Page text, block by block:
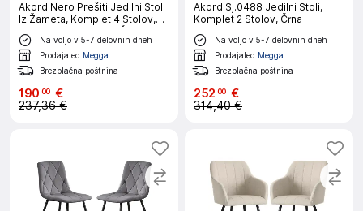
Akord Nero Prešiti Jedilni Stoli
Iz Žameta, Komplet 4 Stolov,
Temno Grafitno Siva, Črne
NogeNa voljo v 5-7 delovnih dneh
Prodajalec Megga
Brezplačna poštnina
190 00 €
237,36 €
Akord Sj.0488 Jedilni Stoli,
Komplet 2 Stolov, Črna
Na voljo v 5-7 delovnih dneh
Prodajalec Megga
Brezplačna poštnina
252 00 €
314,40 €